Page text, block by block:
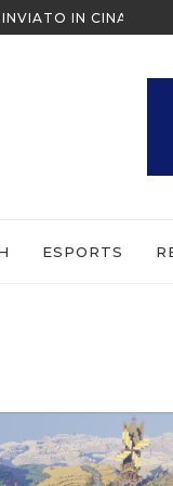
IN CINA
ESPORTS